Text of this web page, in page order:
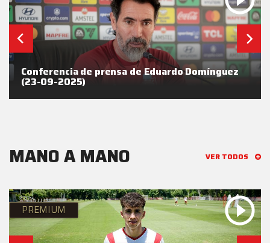
Conferencia de prensa de Eduardo Domínguez
(23-09-2025)
MANO A MANO VER TODOS
PREMIUM